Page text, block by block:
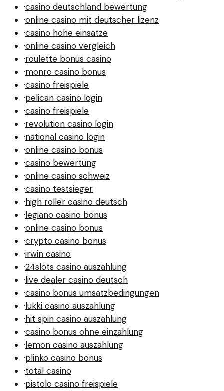
·casino deutschland bewertung
·online casino mit deutscher lizenz
·casino hohe einsätze
·online casino vergleich
·roulette bonus casino
·monro casino bonus
·casino freispiele
·pelican casino login
·casino freispiele
·revolution casino login
·national casino login
·online casino bonus
·casino bewertung
·online casino schweiz
·casino testsieger
·high roller casino deutsch
·legiano casino bonus
·online casino bonus
·crypto casino bonus
·irwin casino
·24slots casino auszahlung
·live dealer casino deutsch
·casino bonus umsatzbedingungen
·lukki casino auszahlung
·hit spin casino auszahlung
·casino bonus ohne einzahlung
·lemon casino auszahlung
·plinko casino bonus
·total casino
·pistolo casino freispiele